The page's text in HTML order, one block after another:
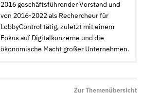
2016 geschäftsführender Vorstand und
von 2016-2022 als Rechercheur für
LobbyControl tätig, zuletzt mit einem
Fokus auf Digitalkonzerne und die
ökonomische Macht großer Unternehmen.
Zur Themenübersicht